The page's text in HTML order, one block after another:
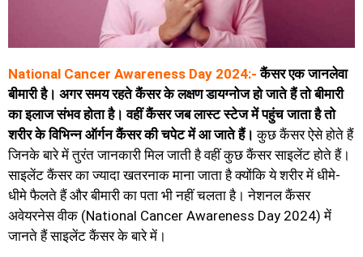
National Cancer Awareness Day 2024:-कैंसर एक जानलेवा
बीमारी है। अगर समय रहते कैंसर के लक्षण डायग्नोज हो जाते हैं तो बीमारी
का इलाज संभव होता है। वहीं कैंसर जब लास्ट स्टेज में पहुंच जाता है तो
शरीर के विभिन्न ऑर्गन कैंसर की चपेट में आ जाते हैं। कुछ कैंसर ऐसे होते हैं
जिनके बारे में तुरंत जानकारी मिल जाती है वहीं कुछ कैंसर साइलेंट होते हैं।
साइलेंट कैंसर का ज्यादा खतरनाक माना जाता है क्योंकि ये शरीर में धीमे-
धीमे फैलते हैं और बीमारी का पता भी नहीं चलता है। नेशनल कैंसर
अवेयरनेस वीक (National Cancer Awareness Day 2024) में
जानते हैं साइलेंट कैंसर के बारे में।